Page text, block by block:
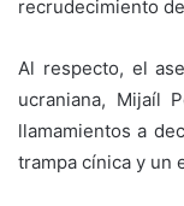
recrudecimiento
Al respecto, el
ucraniana, Mijaíl
llamamientos a
trampa cínica y un